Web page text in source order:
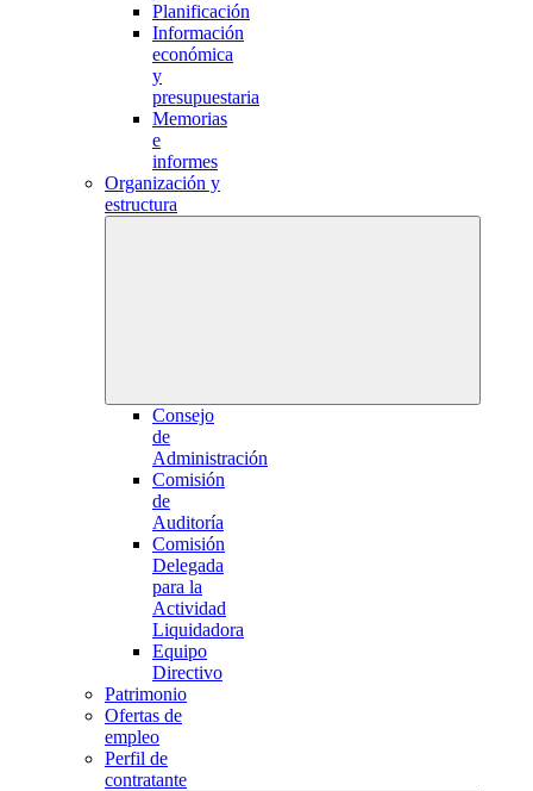
Planificación
Información
económica
y
presupuestaria
Memorias
e
informes
Organización y
estructura
Consejo
de
Administración
Comisión
de
Auditoría
Comisión
Delegada
para la
Actividad
Liquidadora
Equipo
Directivo
Patrimonio
Ofertas de
empleo
Perfil de
contratante